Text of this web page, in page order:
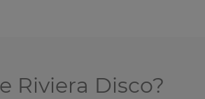
Riviera Disco?